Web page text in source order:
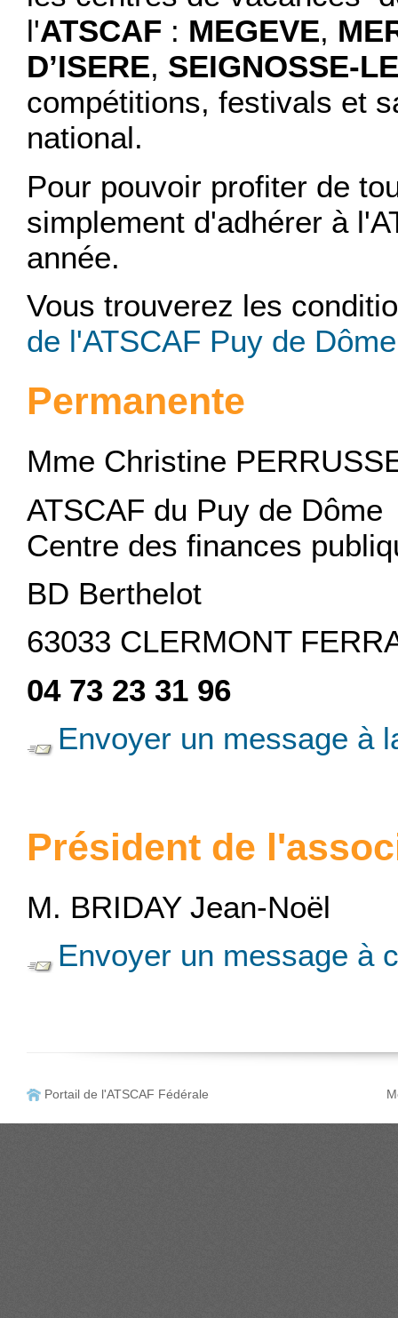
l'ATSCAF : MEGEVE,
D’ISERE, SEIGNOSSE-
compétitions, festivals et
national.
Pour pouvoir profiter de
simplement d'adhérer à
année.
Vous trouverez les
de l'ATSCAF Puy de Dôme
Permanente
Mme Christine
ATSCAF du Puy de Dôme
Centre des finances
BD Berthelot
63033 CLERMONT
04 73 23 31 96
Envoyer un message à
Président de
M. BRIDAY Jean-Noël
Envoyer un message à
Portail de l'ATSCAF Fédérale